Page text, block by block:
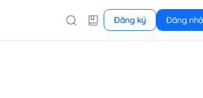
Đăng ký Đăng